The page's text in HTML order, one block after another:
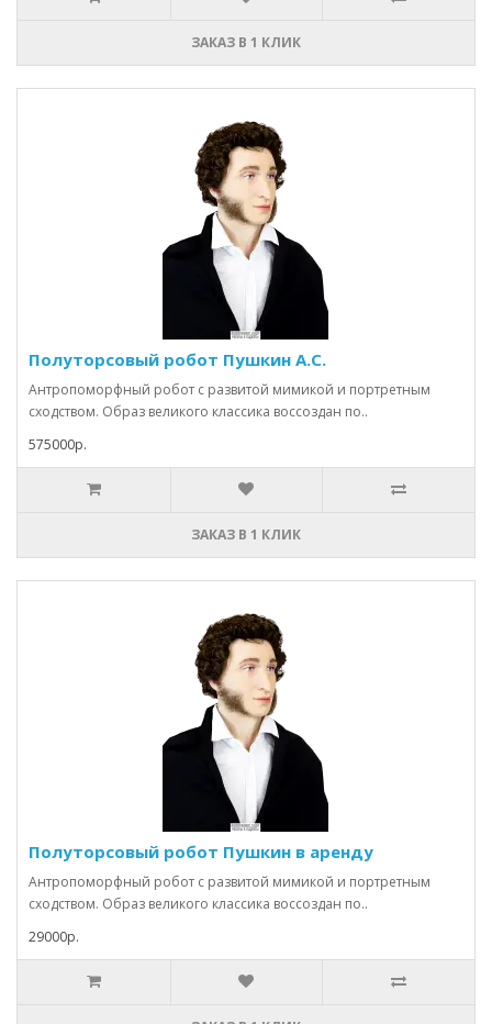
ЗАКАЗ В 1 КЛИК
Полуторсовый робот Пушкин А.С.
Антропоморфный робот с развитой мимикой и портретным
сходством. Образ великого классика воссоздан по..
575000р.
ЗАКАЗ В 1 КЛИК
Полуторсовый робот Пушкин в аренду
Антропоморфный робот с развитой мимикой и портретным
сходством. Образ великого классика воссоздан по..
29000р.